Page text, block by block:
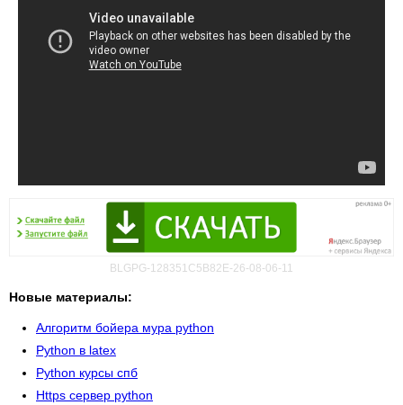
BLGPG-128351C5B82E-26-08-06-11
Новые материалы:
Алгоритм бойера мура python
Python в latex
Python курсы спб
Https сервер python